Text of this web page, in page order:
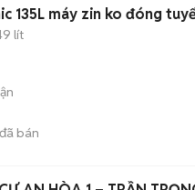
135L máy zin ko đóng
lít
đã bán